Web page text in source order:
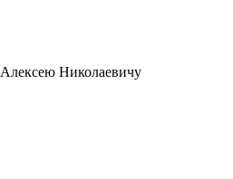
Алексею Николаевичу